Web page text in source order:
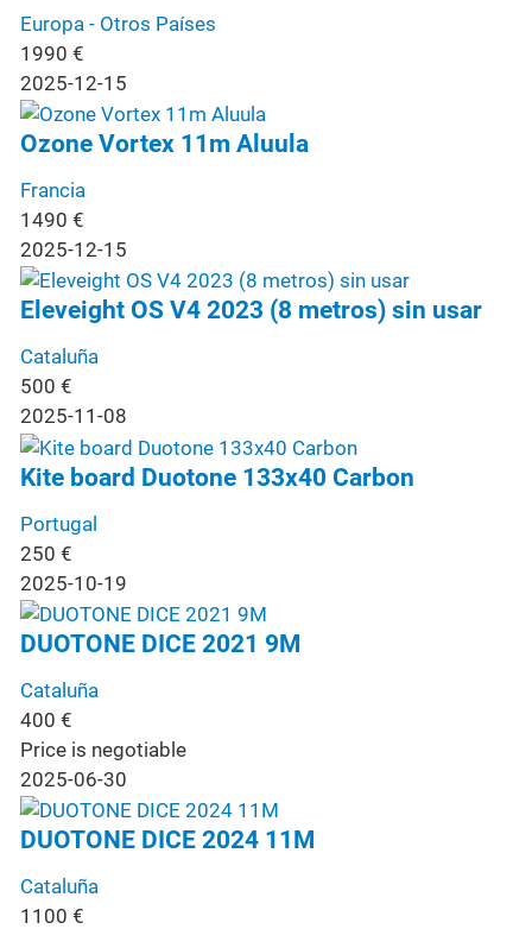
Europa - Otros Países
1990 €
2025-12-15
Ozone Vortex 11m Aluula
Francia
1490 €
2025-12-15
Eleveight OS V4 2023 (8 metros) sin usar
Cataluña
500 €
2025-11-08
Kite board Duotone 133x40 Carbon
Portugal
250 €
2025-10-19
DUOTONE DICE 2021 9M
Cataluña
400 €
Price is negotiable
2025-06-30
DUOTONE DICE 2024 11M
Cataluña
1100 €